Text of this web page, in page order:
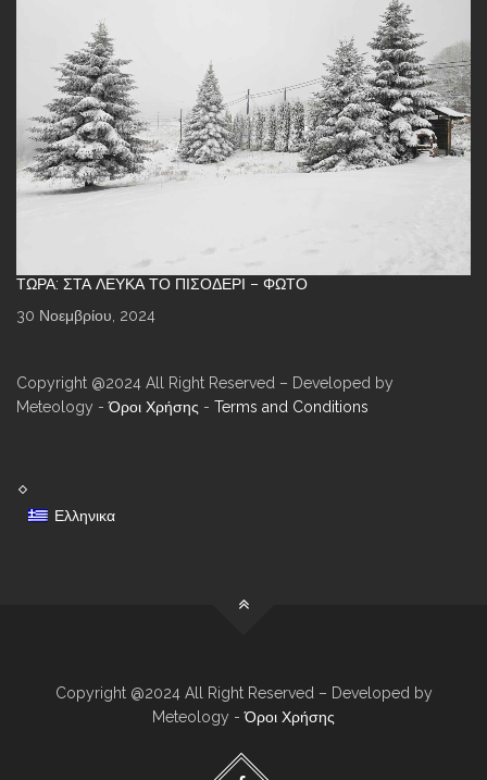
ΤΏΡΑ: ΣΤΑ ΛΕΥΚΆ ΤΟ ΠΙΣΟΔΈΡΙ – ΦΩΤΌ
30 Νοεμβρίου, 2024
Copyright @2024 All Right Reserved – Developed by
Meteology -Όροι Χρήσης - Terms and Conditions
Ελληνικα
Copyright @2024 All Right Reserved – Developed by
Meteology -Όροι Χρήσης